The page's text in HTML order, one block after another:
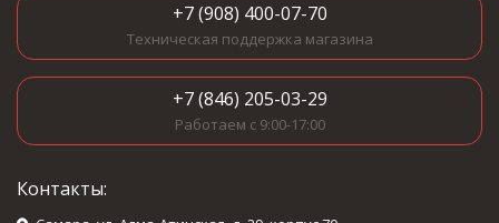
+7 (908) 400-07-70
Техническая поддержка магазина
+7 (846) 205-03-29
Работаем с 9:00-17:00
Контакты: